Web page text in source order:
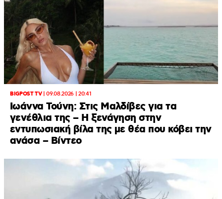
BIGPOST TV|09.08.2026 | 20:41
Ιωάννα Τούνη: Στις Μαλδίβες για τα
γενέθλια της – H ξενάγηση στην
εντυπωσιακή βίλα της με θέα που κόβει την
ανάσα – Βίντεο